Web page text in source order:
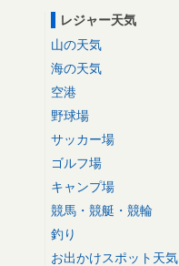
レジャー天気
山の天気
海の天気
空港
野球場
サッカー場
ゴルフ場
キャンプ場
競馬・競艇・競輪
釣り
お出かけスポット天気